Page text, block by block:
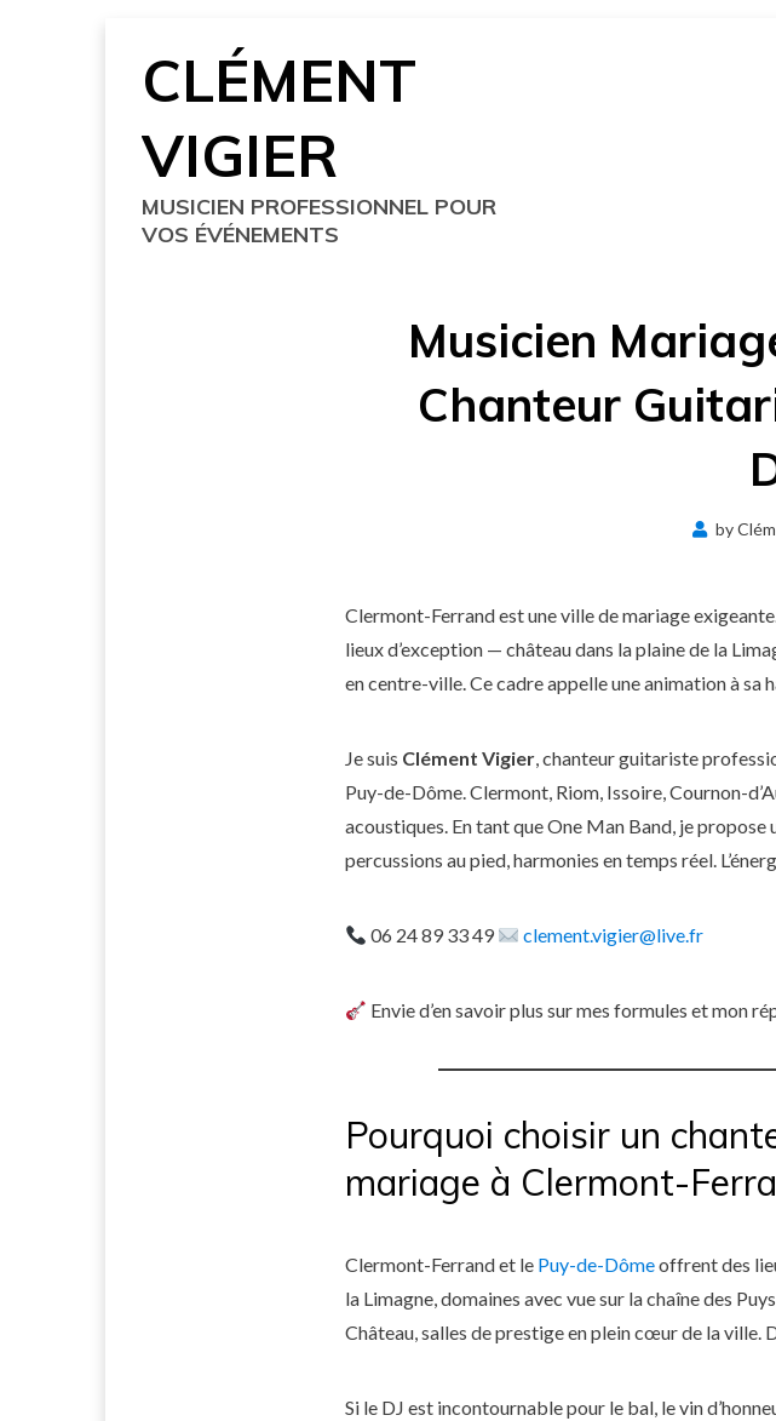
CLÉMENT
VIGIER
MUSICIEN PROFESSIONNEL POUR
VOS ÉVÉNEMENTS
Musicien
Chanteur
by
Clermont-Ferrand est une ville de mariage
lieux d’exception — château dans la plaine de la
en centre-ville. Ce cadre appelle une animation à
Je suis Clément Vigier, chanteur guitariste
Puy-de-Dôme. Clermont, Riom, Issoire, Cournon-
acoustiques. En tant que One Man Band, je
percussions au pied, harmonies en temps réel.
06 24 89 33 49 clement.vigier@live.fr
Envie d’en savoir plus sur mes formules et mon
Pourquoi choisir un
mariage à Clermont-
Clermont-Ferrand et le Puy-de-Dômeoffrent des
la Limagne, domaines avec vue sur la chaîne des
Château, salles de prestige en plein cœur de la ville.
Si le DJ est incontournable pour le bal, le vin